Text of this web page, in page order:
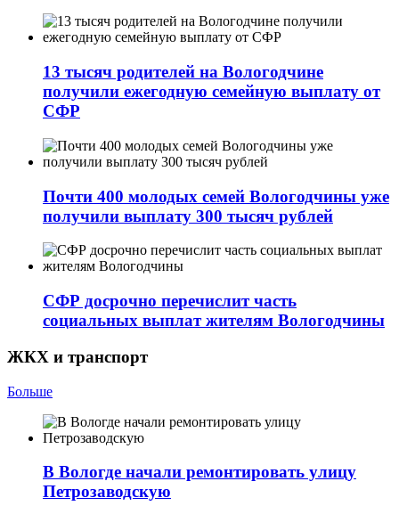
13 тысяч родителей на Вологодчине
получили ежегодную семейную выплату от
СФР
Почти 400 молодых семей Вологодчины уже
получили выплату 300 тысяч рублей
СФР досрочно перечислит часть
социальных выплат жителям Вологодчины
ЖКХ и транспорт
Больше
В Вологде начали ремонтировать улицу
Петрозаводскую